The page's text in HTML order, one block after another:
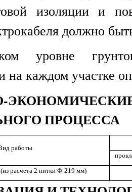
изоляции и
должно
уровне
на каждом участке
ПРОЦЕССА
работы
расчета 2 нитки Ф-219 мм)